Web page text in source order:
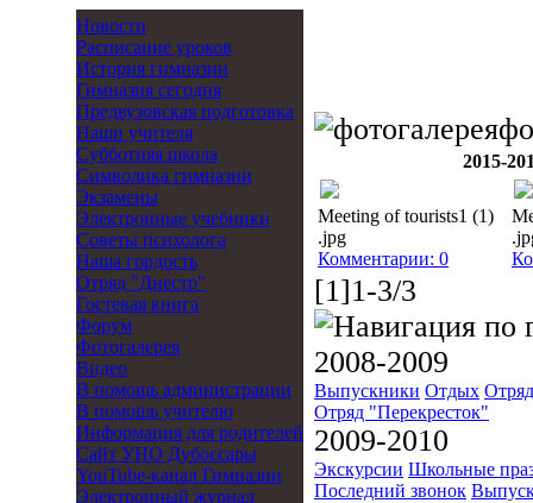
Новости
Расписание уроков
История гимназии
Гимназия сегодня
Предвузовская подготовка
Наши учителя
Субботняя школа
Символика гимназии
Экзамены
Электронные учебники
Советы психолога
Наша гордость
Отряд "Днестр"
Гостевая книга
Форум
Фотогалерея
Видео
В помощь администрации
В помощь учителю
Информация для родителей
Cайт УНО Дубоссары
YouTube-канал Гимназии
Электронный журнал
2015-
Meeting of tourists1 (1)
.jpg
Комментарии: 0
[1]1-3/3
2008-2009
Выпускники Отдых
Отряд "Перекресток"
2009-2010
Экскурсии Школьные
Последний звонок